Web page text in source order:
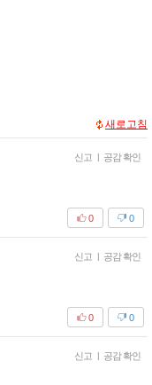
새로고침
신고 | 공감 확인
0
0
신고 | 공감 확인
0
0
신고 | 공감 확인